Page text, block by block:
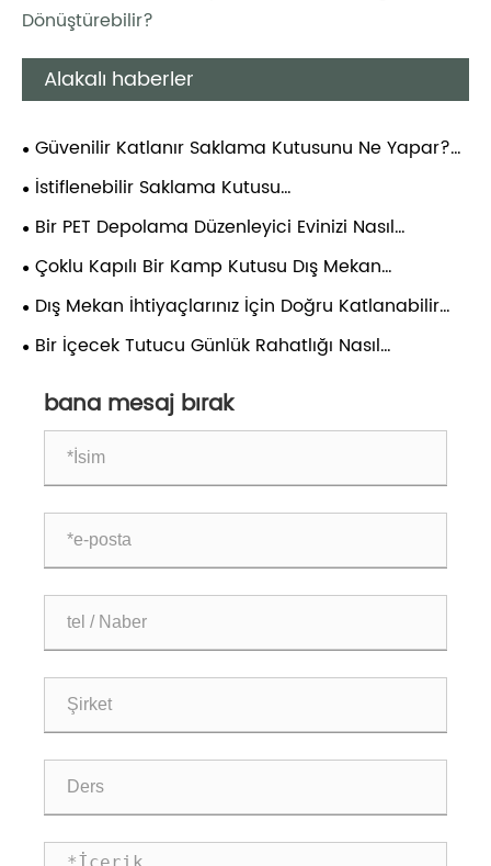
Dönüştürebilir?
Alakalı haberler
Güvenilir Katlanır Saklama Kutusunu Ne Yapar?
Malzemeler, Yapı ve Doğru Kullanıma İlişkin Tam
İstiflenebilir Saklama Kutusu
Organizasyonunuzda Nasıl Devrim Yaratabilir?
Bir PET Depolama Düzenleyici Evinizi Nasıl
Dönüştürebilir?
Çoklu Kapılı Bir Kamp Kutusu Dış Mekan
Deneyiminizi Nasıl Geliştirebilir?
Dış Mekan İhtiyaçlarınız İçin Doğru Katlanabilir
Kamp Kutusunu Nasıl Seçersiniz?
Bir İçecek Tutucu Günlük Rahatlığı Nasıl
bana mesaj bırak